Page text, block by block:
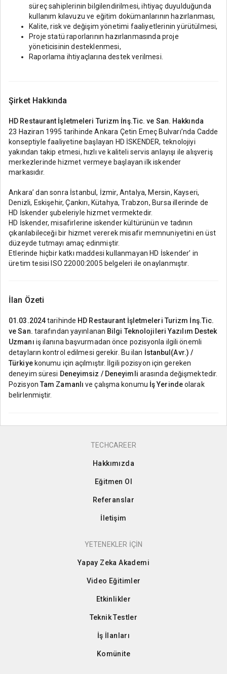
süreç sahiplerinin bilgilendirilmesi, ihtiyaç duyulduğunda
kullanım kılavuzu ve eğitim dokümanlarının hazırlanması,
Kalite, risk ve değişim yönetimi faaliyetlerinin yürütülmesi,
Proje statü raporlarının hazırlanmasında proje
yöneticisinin desteklenmesi,
Raporlama ihtiyaçlarına destek verilmesi.
Şirket Hakkında
HD Restaurant İşletmeleri Turizm İnş.Tic. ve San. Hakkında
23 Haziran 1995 tarihinde Ankara Çetin Emeç Bulvarı’nda Cadde
konseptiyle faaliyetine başlayan HD İSKENDER, teknolojiyi
yakından takip etmesi, hızlı ve kaliteli servis anlayışı ile alışveriş
merkezlerinde hizmet vermeye başlayan ilk iskender
markasıdır.
Ankara’ dan sonra İstanbul, İzmir, Antalya, Mersin, Kayseri,
Denizli, Eskişehir, Çankırı, Kütahya, Trabzon, Bursa illerinde de
HD İskender şubeleriyle hizmet vermektedir.
HD İskender, misafirlerine iskender kültürünün ve tadının
çıkarılabileceği bir hizmet vererek misafir memnuniyetini en üst
düzeyde tutmayı amaç edinmiştir.
Etlerinde hiçbir katkı maddesi kullanmayan HD İskender’ in
üretim tesisi ISO 22000:2005 belgeleri ile onaylanmıştır.
İlan Özeti
01.03.2024tarihinde HD Restaurant İşletmeleri Turizm İnş.Tic.
ve San. tarafından yayınlanan Bilgi Teknolojileri Yazılım Destek
Uzmanı iş ilanına başvurmadan önce pozisyonla ilgili önemli
detayların kontrol edilmesi gerekir. Bu ilan İstanbul(Avr.) /
Türkiyekonumu için açılmıştır. İlgili pozisyon için gereken
deneyim süresi Deneyimsiz / Deneyimli arasında değişmektedir.
Pozisyon Tam Zamanlı ve çalışma konumu İş Yerindeolarak
belirlenmiştir.
TECHCAREER
Hakkımızda
Eğitmen Ol
Referanslar
İletişim
YETENEKLER İÇİN
Yapay Zeka Akademi
Video Eğitimler
Etkinlikler
Teknik Testler
İş İlanları
Komünite